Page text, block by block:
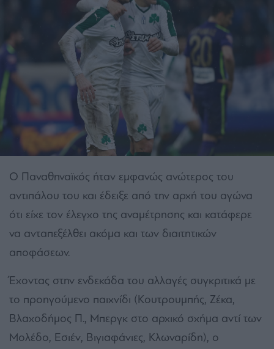
Ο Παναθηναϊκός ήταν εμφανώς ανώτερος του
αντιπάλου του και έδειξε από την αρχή του αγώνα
ότι είχε τον έλεγχο της αναμέτρησης και κατάφερε
να ανταπεξέλθει ακόμα και των διαιτητικών
αποφάσεων.
Έχοντας στην ενδεκάδα του αλλαγές συγκριτικά με
το προηγούμενο παιχνίδι (Κουτρουμπής, Ζέκα,
Βλαχοδήμος Π., Μπεργκ στο αρχικό σχήμα αντί των
Μολέδο, Εσιέν, Βιγιαφάνιες, Κλωναρίδη), ο